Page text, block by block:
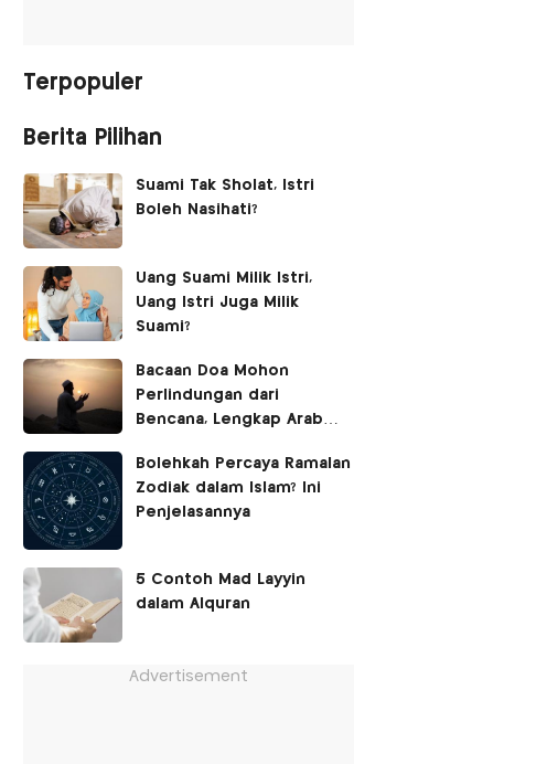
Terpopuler
Berita Pilihan
Suami Tak Sholat, Istri
Boleh Nasihati?
Uang Suami Milik Istri,
Uang Istri Juga Milik
Suami?
Bacaan Doa Mohon
Perlindungan dari
Bencana, Lengkap Arab
Bolehkah Percaya Ramalan
Zodiak dalam Islam? Ini
Penjelasannya
5 Contoh Mad Layyin
dalam Alquran
Advertisement